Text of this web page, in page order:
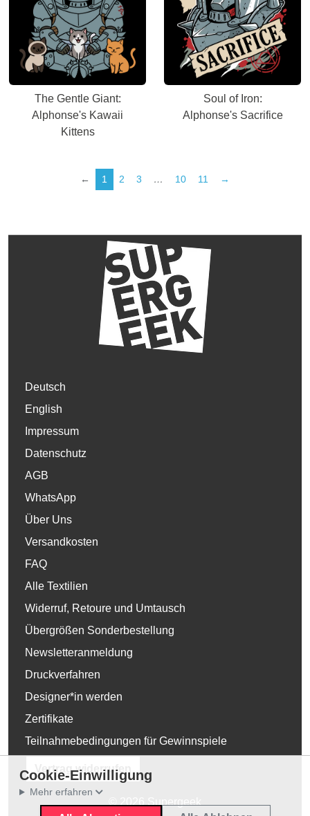
The Gentle Giant:
Alphonse's Kawaii
Kittens
Soul of Iron:
Alphonse's Sacrifice
← 1 2 3 … 10 11 →
Deutsch
English
Impressum
Datenschutz
AGB
WhatsApp
Über Uns
Versandkosten
FAQ
Alle Textilien
Widerruf, Retoure und Umtausch
Übergrößen Sonderbestellung
Newsletteranmeldung
Druckverfahren
Designer*in werden
Zertifikate
Teilnahmebedingungen für Gewinnspiele
Vertrag widerrufen
Cookie-Einwilligung
Mehr erfahren